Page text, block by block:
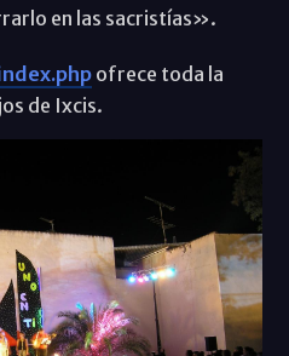
en las sacristías».
ofrece toda la
de Ixcis.